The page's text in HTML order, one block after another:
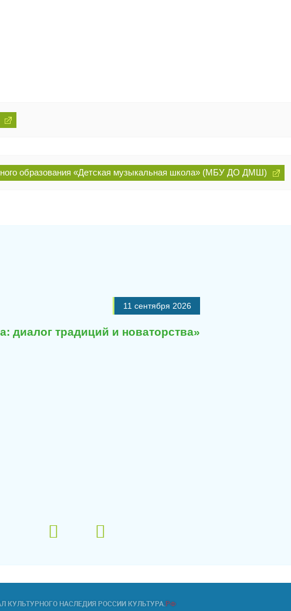
образования «Детская музыкальная школа» (МБУ ДО ДМШ)
11 сентября 2026
диалог традиций и новаторства»